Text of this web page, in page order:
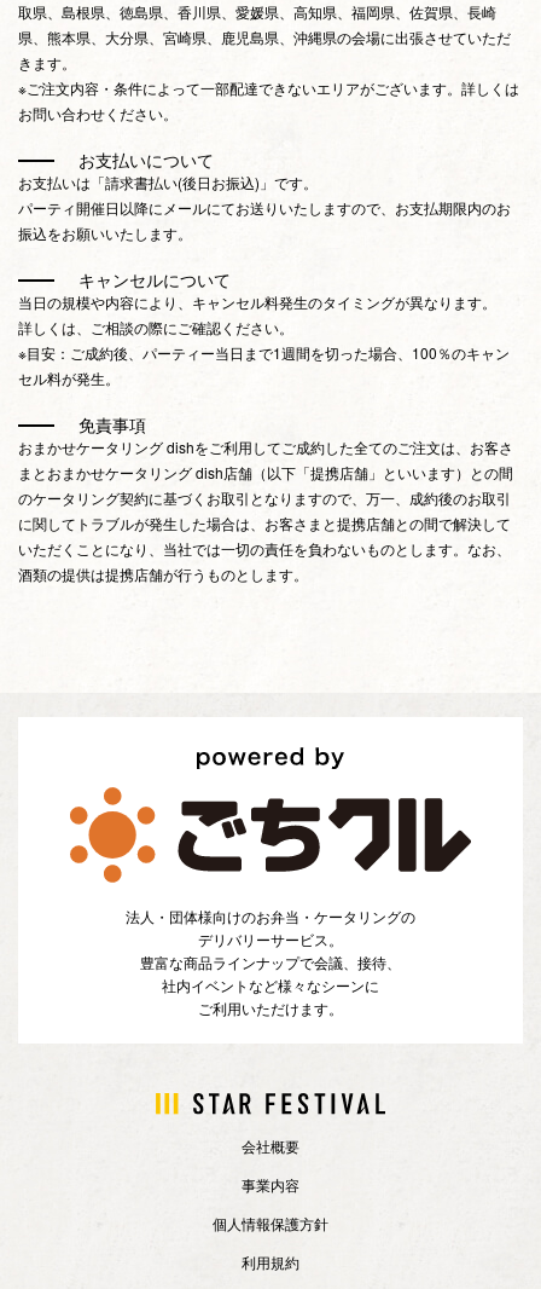
取県、島根県、徳島県、香川県、愛媛県、高知県、福岡県、佐賀県、長崎
県、熊本県、大分県、宮崎県、鹿児島県、沖縄県の会場に出張させていただ
きます。
※ご注文内容・条件によって一部配達できないエリアがございます。詳しくは
お問い合わせください。
お支払いについて
お支払いは「請求書払い(後日お振込)」です。
パーティ開催日以降にメールにてお送りいたしますので、お支払期限内のお
振込をお願いいたします。
キャンセルについて
当日の規模や内容により、キャンセル料発生のタイミングが異なります。
詳しくは、ご相談の際にご確認ください。
※目安：ご成約後、パーティー当日まで1週間を切った場合、100％のキャン
セル料が発生。
免責事項
おまかせケータリング dishをご利用してご成約した全てのご注文は、お客さ
まとおまかせケータリング dish店舗（以下「提携店舗」といいます）との間
のケータリング契約に基づくお取引となりますので、万一、成約後のお取引
に関してトラブルが発生した場合は、お客さまと提携店舗との間で解決して
いただくことになり、当社では一切の責任を負わないものとします。なお、
酒類の提供は提携店舗が行うものとします。
法人・団体様向けのお弁当・ケータリングの
デリバリーサービス。
豊富な商品ラインナップで会議、接待、
社内イベントなど様々なシーンに
ご利用いただけます。
会社概要
事業内容
個人情報保護方針
利用規約